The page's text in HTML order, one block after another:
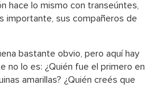
hace lo mismo con transeúntes,
importante, sus compañeros de
bastante obvio, pero aquí hay
no lo es: ¿Quién fue el primero en
amarillas? ¿Quién creés que